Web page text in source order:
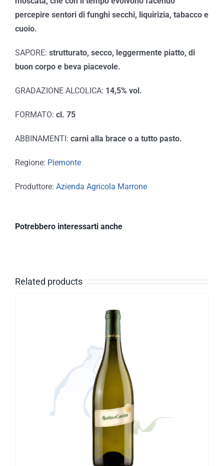
percepire sentori di funghi secchi, liquirizia, tabacco e
cuoio.
SAPORE: strutturato, secco, leggermente piatto, di
buon corpo e beva piacevole.
GRADAZIONE ALCOLICA: 14,5% vol.
FORMATO: cl. 75
ABBINAMENTI: carni alla brace o a tutto pasto.
Regione: Piemonte
Produttore: Azienda Agricola Marrone
Potrebbero interessarti anche
Related products